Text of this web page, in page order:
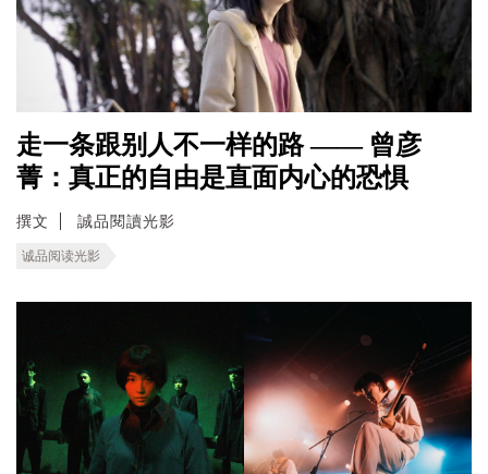
走一条跟别人不一样的路 —— 曾彦
菁：真正的自由是直面内心的恐惧
撰文 誠品閱讀光影
诚品阅读光影